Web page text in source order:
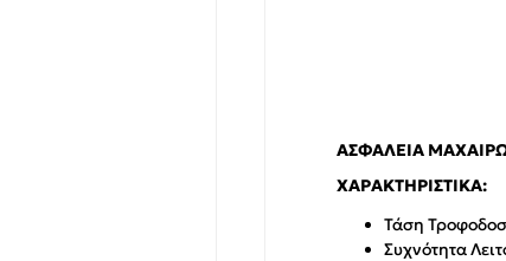
ΑΣΦΆΛΕΙΑ
ΧΑΡΑΚΤΗΡΙΣΤΙΚΆ:
Τάση
Συχνότητα